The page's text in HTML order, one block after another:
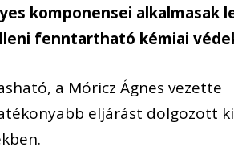
komponensei alkalmasak
fenntartható kémiai
a Móricz Ágnes vezette
eljárást dolgozott